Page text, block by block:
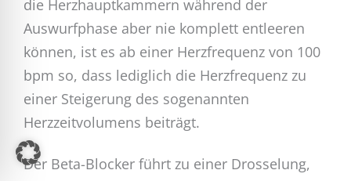
die Herzhauptkammern während der
Auswurfphase aber nie komplett entleeren
können, ist es ab einer Herzfrequenz von 100
bpm so, dass lediglich die Herzfrequenz zu
einer Steigerung des sogenannten
Herzzeitvolumens beiträgt.
Der Beta-Blocker führt zu einer Drosselung,